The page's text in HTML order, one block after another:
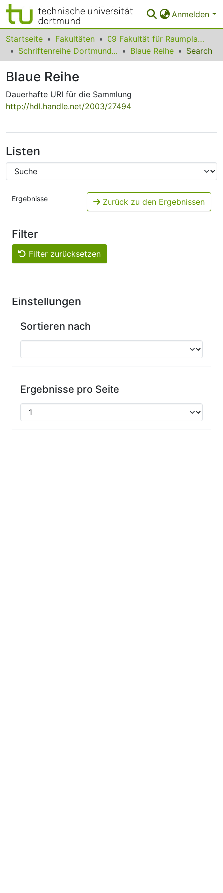
Anmelden
Bereiche & Sammlungen
Das gesamte Repositorium
Statistiken
FAQ
Startseite Fakultäten
09 Fakultät für Raumplanung
Schriftenreihe Dortmunder Beiträge zur Raumplanung
Blaue Reihe Search
Blaue Reihe
Dauerhafte URI für die Sammlung
http://hdl.handle.net/2003/27494
Listen
Ergebnisse Zurück zu den Ergebnissen
Filter
Filter zurücksetzen
Einstellungen
Sortieren nach
Ergebnisse pro Seite